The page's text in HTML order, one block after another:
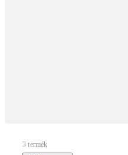
3 termék